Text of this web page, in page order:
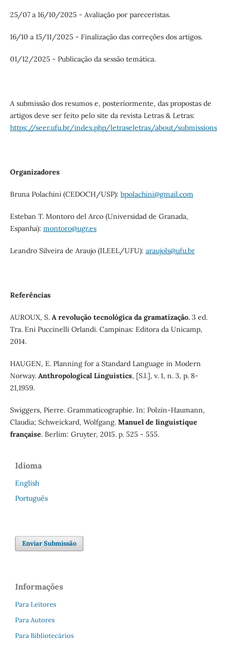
25/07 a 16/10/2025 - Avaliação por pareceristas.
16/10 a 15/11/2025 - Finalização das correções dos artigos.
01/12/2025 - Publicação da sessão temática.
A submissão dos resumos e, posteriormente, das propostas de
artigos deve ser feito pelo site da revista Letras & Letras:
https://seer.ufu.br/index.php/letraseletras/about/submissions
Organizadores
Bruna Polachini (CEDOCH/USP): bpolachini@gmail.com
Esteban T. Montoro del Arco (Universidad de Granada,
Espanha): montoro@ugr.es
Leandro Silveira de Araujo (ILEEL/UFU): araujols@ufu.br
Referências
AUROUX, S. A revolução tecnológica da gramatização.3 ed.
Tra. Eni Puccinelli Orlandi. Campinas: Editora da Unicamp,
2014.
HAUGEN, E. Planning for a Standard Language in Modern
Norway. Anthropological Linguistics, [S.l.], v. 1, n. 3, p. 8-
21,1959.
Swiggers, Pierre. Grammaticographie. In: Polzin-Haumann,
Claudia; Schweickard, Wolfgang. Manuel de linguistique
française. Berlim: Gruyter, 2015. p. 525 - 555.
Idioma
English
Português
Enviar Submissão
Informações
Para Leitores
Para Autores
Para Bibliotecários